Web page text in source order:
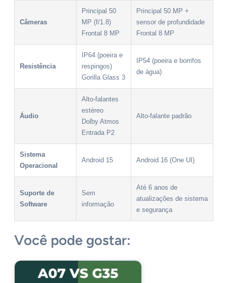
Câmeras
Principal 50
MP (f/1.8)
Frontal 8 MP
Principal 50 MP +
sensor de profundidade
Frontal 8 MP
Resistência
IP64 (poeira e
respingos)
Gorilla Glass 3
IP54 (poeira e borrifos
de água)
Áudio
Alto-falantes
estéreo
Dolby Atmos
Entrada P2
Alto-falante padrão
Sistema
Operacional
Android 15 Android 16 (One UI)
Suporte de
Software
Sem
informação
Até 6 anos de
atualizações de sistema
e segurança
Você pode gostar: